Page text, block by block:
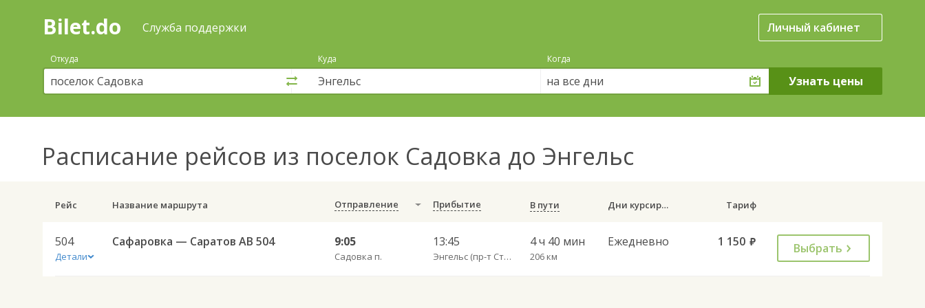
Поиск
покупка
билетов
автобус
онлайн
Bilet.do Служба поддержки Личный кабинет
Откуда Куда Когда
на все дни
Расписание рейсов из поселок Садовка до Энгельс
Рейс Название маршрута Отправление Прибытие В пути Дни курсирования Тариф
504
Детали
Сафаровка — Саратов АВ 504 9:05
Садовка п.
13:45
Энгельс (пр-т Строителей 3А)
4 ч 40 мин
206 км
Ежедневно 1 150 руб. Выбрать